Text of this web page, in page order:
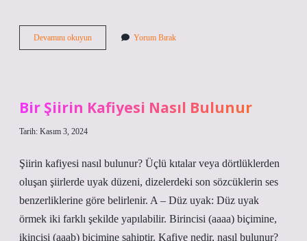
Devamını okuyunAspiratör
Motoru
Yorum Bırak
Bir Şiirin Kafiyesi Nasıl Bulunur
Tarih: Kasım 3, 2024
Şiirin kafiyesi nasıl bulunur? Üçlü kıtalar veya dörtlüklerden
oluşan şiirlerde uyak düzeni, dizelerdeki son sözcüklerin ses
benzerliklerine göre belirlenir. A – Düz uyak: Düz uyak
örmek iki farklı şekilde yapılabilir. Birincisi (aaaa) biçimine,
ikincisi (aaab) biçimine sahiptir. Kafiye nedir, nasıl bulunur?